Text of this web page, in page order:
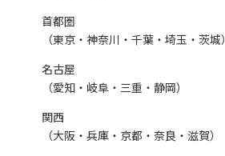
首都圏
（東京・神奈川・千葉・埼玉・茨城）
名古屋
（愛知・岐阜・三重・静岡）
関西
（大阪・兵庫・京都・奈良・滋賀）